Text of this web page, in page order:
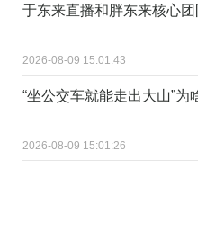
于东来直播和胖东来核心
2026-08-09 15:01:43
“坐公交车就能走出大山”
2026-08-09 15:01:26